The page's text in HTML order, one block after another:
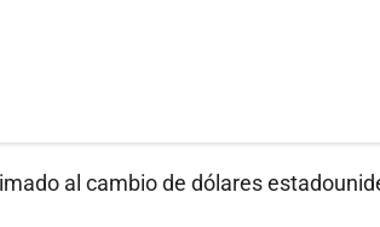
al cambio de dólares